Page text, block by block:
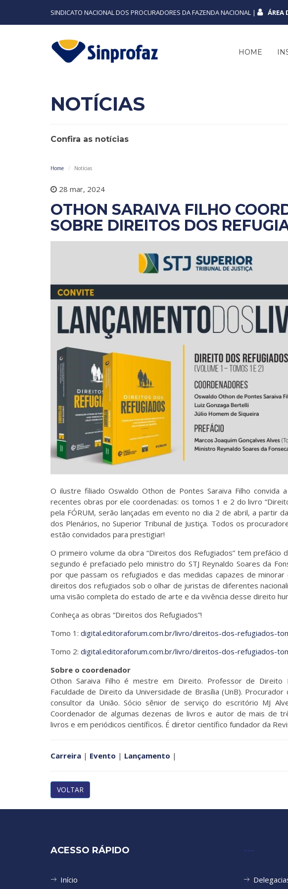
SINDICATO NACIONAL DOS PROCURADORES DA FAZENDA NACIONAL | ÁREA
HOME
NOTÍCIAS
Confira as notícias
Home Notícias
28 mar, 2024
OTHON SARAIVA FILHO
SOBRE DIREITOS DOS
O ilustre filiado Oswaldo Othon de Pontes Saraiva Filho convida
recentes obras por ele coordenadas: os tomos 1 e 2 do livro
pela FÓRUM, serão lançadas em evento no dia 2 de abril, a partir
dos Plenários, no Superior Tribunal de Justiça. Todos os
estão convidados para prestigiar!
O primeiro volume da obra “Direitos dos Refugiados” tem prefácio
segundo é prefaciado pelo ministro do STJ Reynaldo Soares da
por que passam os refugiados e das medidas capazes de
direitos dos refugiados sob o olhar de juristas de diferentes
uma visão completa do estado de arte e da vivência desse direito
Conheça as obras “Direitos dos Refugiados”!
Tomo 1: digital.editoraforum.com.br/livro/direitos-dos-refugiados-
Tomo 2: digital.editoraforum.com.br/livro/direitos-dos-refugiados-
Sobre o coordenador
Othon Saraiva Filho é mestre em Direito. Professor de Direito
Faculdade de Direito da Universidade de Brasília (UnB).
consultor da União. Sócio sênior de serviço do escritório MJ
Coordenador de algumas dezenas de livros e autor de mais de
livros e em periódicos científicos. É diretor científico fundador da
Carreira | Evento | Lançamento |
VOLTAR
ACESSO RÁPIDO
Início
---